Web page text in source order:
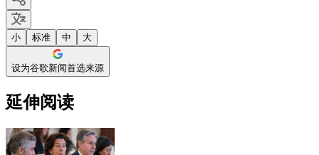
小 标准 中 大
设为谷歌新闻首选来源
延伸阅读